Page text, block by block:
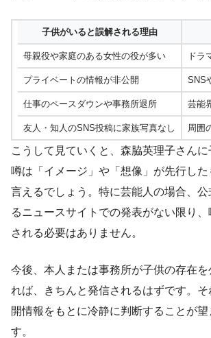
子供がいると誤解される理由
母親役や家庭のある女性の役が多い ドラ
プライベートの情報が非公開 SNS
仕事のペースダウンや事務所退所 芸能
友人・知人のSNS投稿に家族写真なし 周囲
こうして見ていくと、森脇英理子さんに
噂は「イメージ」や「想像」が先行した
言えるでしょう。特に芸能人の場合、公
るニュースサイトでの発表がない限り
される必要はありません。
今後、本人または事務所が子供の存在
れば、きちんと発信されるはずです。
開情報をもとに冷静に判断することが望
す。